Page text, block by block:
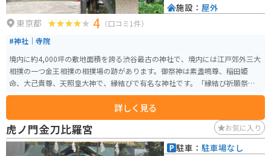
東京都 4 （口コミ1件）
#神社｜寺院
境内に約4,000坪の敷地面積を誇る渋谷最古の神社で、境内には江戸郊外三大
相撲の一つ金王相撲の相撲場の跡があります。御祭神は素盞鳴尊、稲田姫
命、大己貴尊、天照皇大神で、縁結びで有名な神社です。「縁結び祈願祭」
は毎月15日15時15分から斎行され、若い女性を中心に人気のイベントとなっ
詳しく見る
施設： 屋外
虎ノ門金刀比羅宮 お気に入り
駐車： 駐車場なし